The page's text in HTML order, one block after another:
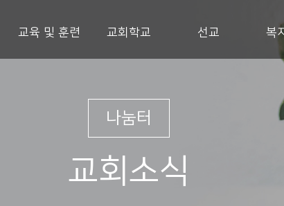
교육 및 훈련 교회학교 선교 복
나눔터
교회소식